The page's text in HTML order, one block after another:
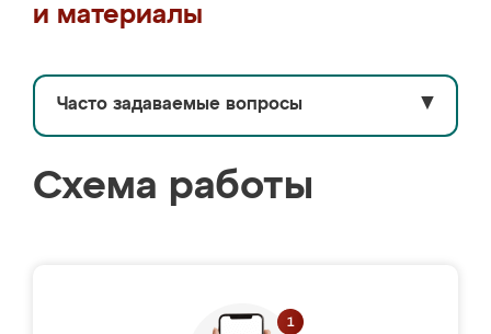
и материалы
Часто задаваемые вопросы ▼
Схема работы